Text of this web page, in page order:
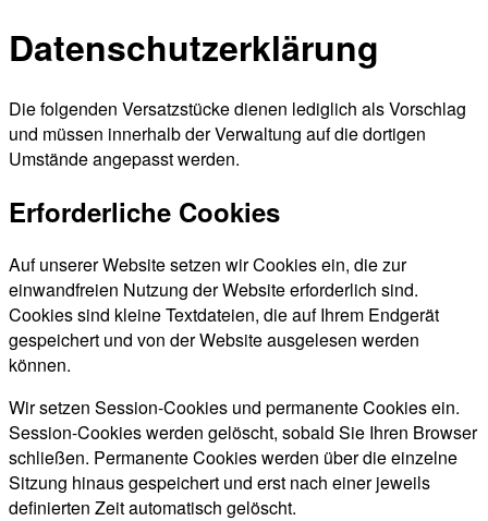
Datenschutzerklärung
Die folgenden Versatzstücke dienen lediglich als Vorschlag
und müssen innerhalb der Verwaltung auf die dortigen
Umstände angepasst werden.
Erforderliche Cookies
Auf unserer Website setzen wir Cookies ein, die zur
einwandfreien Nutzung der Website erforderlich sind.
Cookies sind kleine Textdateien, die auf Ihrem Endgerät
gespeichert und von der Website ausgelesen werden
können.
Wir setzen Session-Cookies und permanente Cookies ein.
Session-Cookies werden gelöscht, sobald Sie Ihren Browser
schließen. Permanente Cookies werden über die einzelne
Sitzung hinaus gespeichert und erst nach einer jeweils
definierten Zeit automatisch gelöscht.